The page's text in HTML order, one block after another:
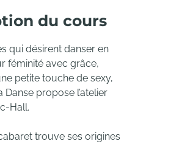
du cours
qui désirent danser en
féminité avec grâce,
petite touche de sexy,
Danse propose l’atelier
Hall.
trouve ses origines